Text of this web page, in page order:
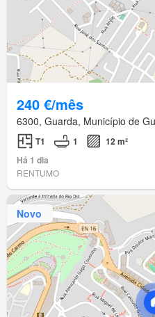
240 €/mês
6300, Guarda, Município de
T1 1
12 m²
Há 1 dia
RENTUMO
Novo